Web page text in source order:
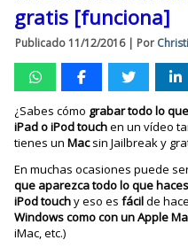
gratis [funciona]
Publicado 11/12/2016| Por
¿Sabes cómo grabar todo lo
iPad o iPod touchen un vídeo
tienes unMacsin Jailbreak y
En muchas ocasiones puede
que aparezca todo lo que
iPod touchy eso esfácilde
Windows como con un Apple
iMac, etc.)